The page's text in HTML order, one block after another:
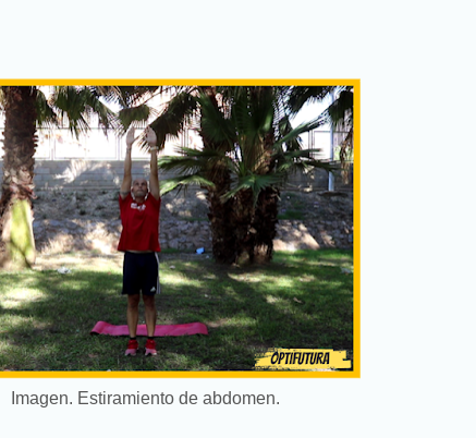
Imagen. Estiramiento de abdomen.